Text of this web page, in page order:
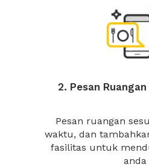
2. Pesan
Pesan ruangan
waktu, dan
fasilitas untuk
anda